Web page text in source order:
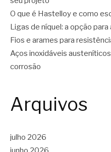
O que é Hastelloy e como
Ligas de níquel: a opção
Fios e arames para
Aços inoxidáveis
corrosão
Arquivos
julho 2026